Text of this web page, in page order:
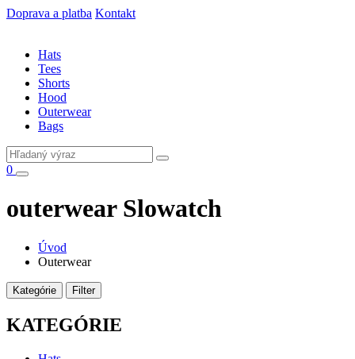
Doprava a platba Kontakt
Hats
Tees
Shorts
Hood
Outerwear
Bags
0
outerwear Slowatch
Úvod
Outerwear
Kategórie Filter
KATEGÓRIE